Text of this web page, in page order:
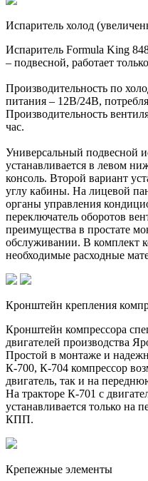
Испаритель холод
Испаритель Formula King
– подвесной, работает
Производительность по
питания – 12В/24В,
Производительность
час.
Универсальный подвесной
устанавливается в левом
консоль. Второй вариант
углу кабины. На лицевой
органы управления
переключатель оборотов
преимущества в простате
обслуживании. В комплект
необходимые расходные
Кронштейн крепления
Кронштейн компрессора
двигателей производства
Простой в монтаже и
К-700, К-704 компрессор
двигатель, так и на
На тракторе К-701 с
устанавливается только
КПП.
Крепежные элементы